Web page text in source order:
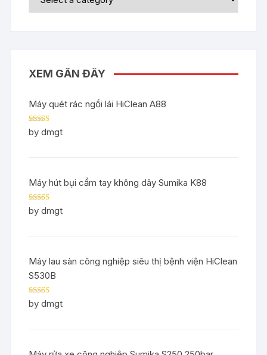
XEM GẦN ĐÂY
Máy quét rác ngồi lái HiClean A88
Rated5out
of 5
by dmgt
Máy hút bụi cầm tay không dây Sumika K88
Rated5out
of 5
by dmgt
Máy lau sàn công nghiệp siêu thị bệnh viện HiClean
S530B
Rated5out
of 5
by dmgt